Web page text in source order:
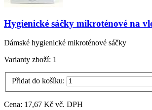
Hygienické sáčky mikroténové na
Dámské hygienické mikroténové sáčky
Varianty zboží: 1
Přidat do košíku:
Cena: 17,67 Kč vč. DPH